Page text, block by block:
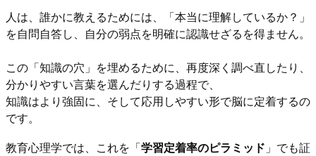
人は、誰かに教えるためには、「本当に理解しているか？」
を自問自答し、自分の弱点を明確に認識せざるを得ません。
この「知識の穴」を埋めるために、再度深く調べ直したり、
分かりやすい言葉を選んだりする過程で、
知識はより強固に、そして応用しやすい形で脳に定着するの
です。
教育心理学では、これを「学習定着率のピラミッド 」でも証